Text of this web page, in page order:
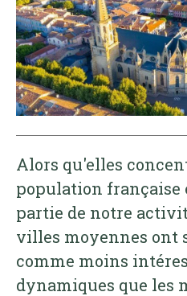
Alors qu'elles
population française
partie de notre
villes moyennes ont
comme moins
dynamiques que les